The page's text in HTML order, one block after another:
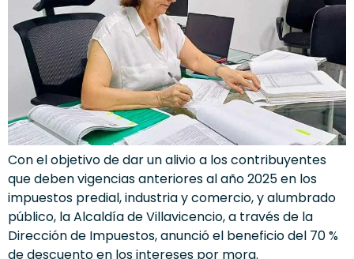
Con el objetivo de dar un alivio a los contribuyentes
que deben vigencias anteriores al año 2025 en los
impuestos predial, industria y comercio, y alumbrado
público, la Alcaldía de Villavicencio, a través de la
Dirección de Impuestos, anunció el beneficio del 70 %
de descuento en los intereses por mora.